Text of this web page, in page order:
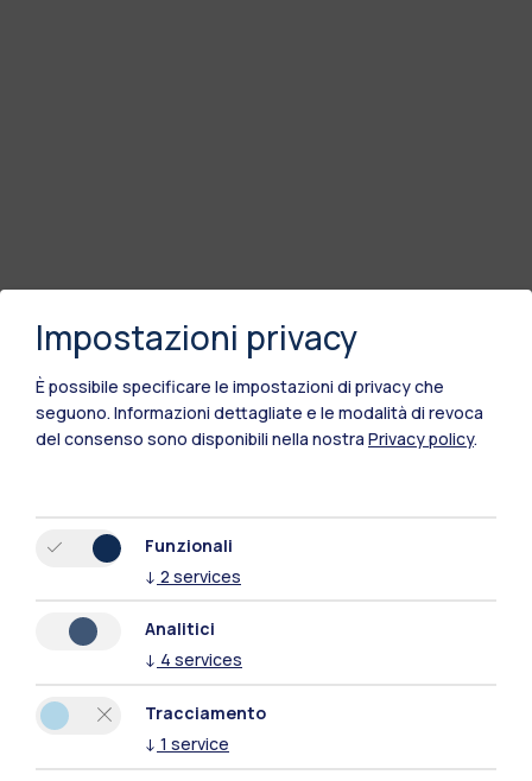
Impostazioni privacy
È possibile specificare le impostazioni di privacy che
seguono. Informazioni dettagliate e le modalità di revoca
del consenso sono disponibili nella nostra Privacy policy.
Funzionali
↓ 2 services
Analitici
↓ 4 services
Tracciamento
↓ 1 service